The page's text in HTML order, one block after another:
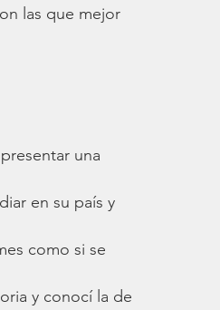
las que mejor
una
en su país y
como si se
y conocí la de